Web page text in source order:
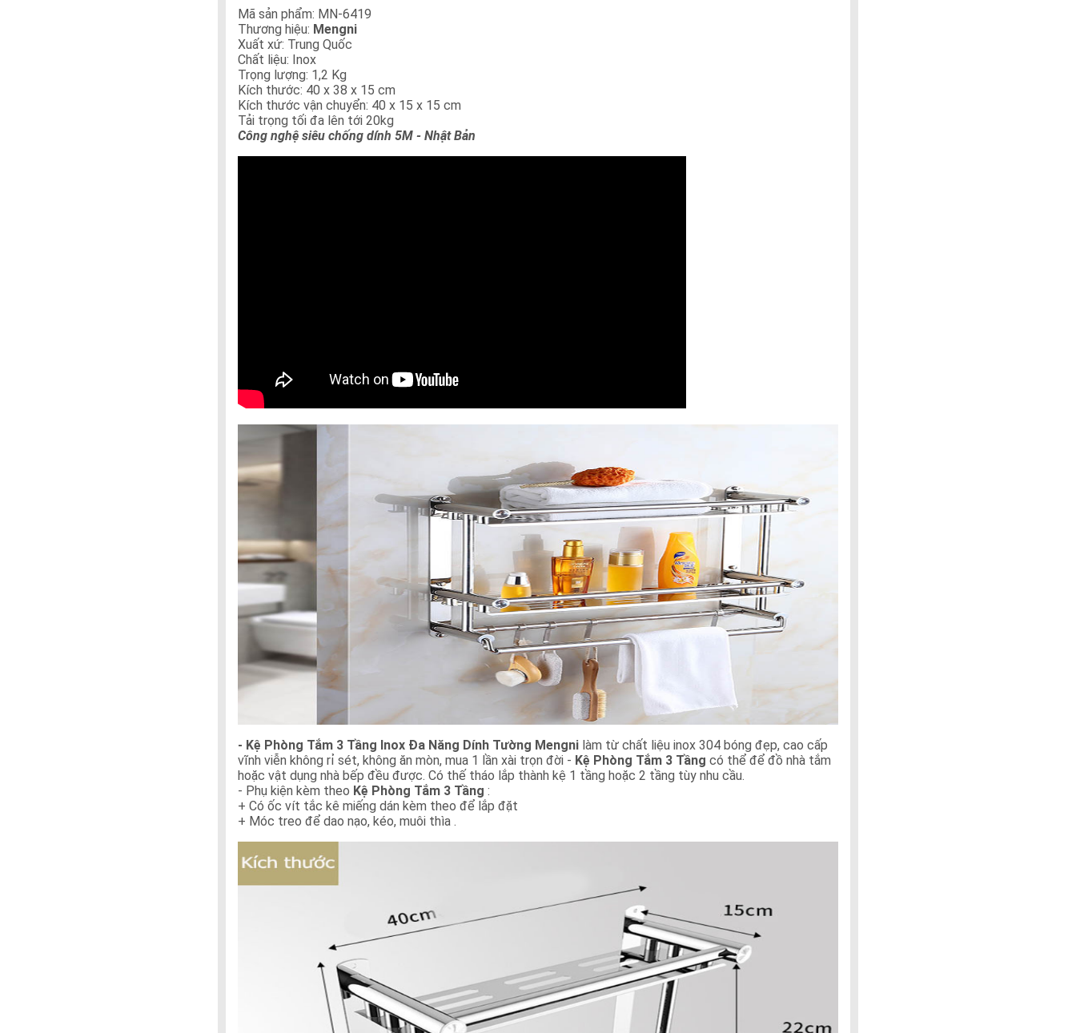
Mã sản phẩm: MN-6419
Thương hiệu: Mengni
Xuất xứ: Trung Quốc
Chất liệu: Inox
Trọng lượng: 1,2 Kg
Kích thước: 40 x 38 x 15 cm
Kích thước vận chuyển: 40 x 15 x 15 cm
Tải trọng tối đa lên tới 20kg
Công nghệ siêu chống dính 5M - Nhật Bản
- Kệ Phòng Tắm 3 Tầng Inox Đa Năng Dính Tường Mengni làm từ chất liệu inox 304 bóng đẹp, cao cấp
vĩnh viễn không rỉ sét, không ăn mòn, mua 1 lần xài trọn đời - Kệ Phòng Tắm 3 Tầng có thể để đồ nhà tắm
hoặc vật dụng nhà bếp đều được. Có thế tháo lắp thành kệ 1 tầng hoặc 2 tầng tùy nhu cầu.
- Phụ kiện kèm theo Kệ Phòng Tắm 3 Tầng :
+ Có ốc vít tắc kê miếng dán kèm theo để lắp đặt
+ Móc treo để dao nạo, kéo, muôi thìa .